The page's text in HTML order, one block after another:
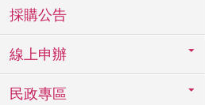
採購公告
線上申辦
民政專區